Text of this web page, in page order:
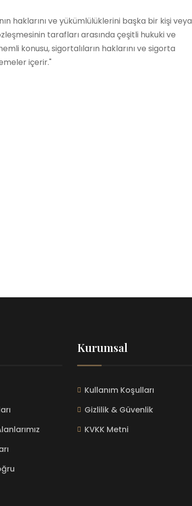
haklarını ve yükümlülüklerini başka bir kişi veya
tarafları arasında çeşitli hukuki ve
konusu, sigortalıların haklarını ve sigorta
içerir."
Kurumsal
Kullanım Koşulları
Gizlilik & Güvenlik
KVKK Metni